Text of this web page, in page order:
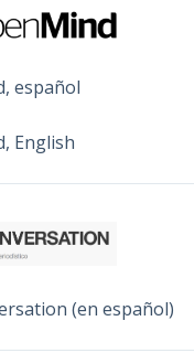
español
English
(en español)